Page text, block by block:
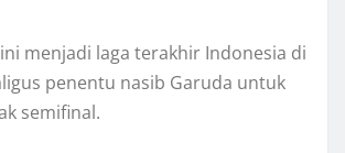
menjadi laga terakhir Indonesia di
penentu nasib Garuda untuk
semifinal.